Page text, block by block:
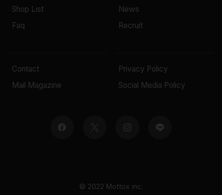
Shop List
Faq
News
Recruit
Contact
Mail Magazine
Privacy Policy
Social Media Policy
© 2022 Mottox inc.